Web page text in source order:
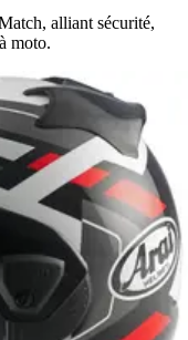
alliant sécurité,
moto.